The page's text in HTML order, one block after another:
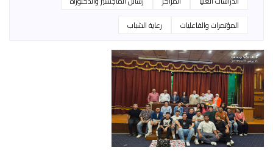
المؤتمرات والفاعليات
رعاية الشباب